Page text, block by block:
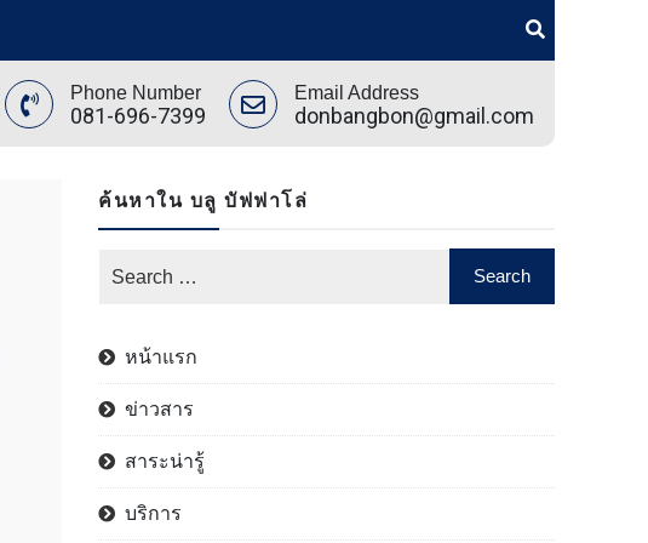
Phone Number
081-696-7399
Email Address
donbangbon@gmail.com
ค้นหาใน บลู บัฟฟาโล่
หน้าแรก
ข่าวสาร
สาระน่ารู้
บริการ